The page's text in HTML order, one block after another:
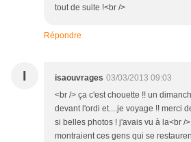
tout de suite !<br />
Répondre
I isaouvrages 03/03/2013 09:03
<br /> ça c'est chouette !! un
devant l'ordi et....je voyage !! merci
si belles photos ! j'avais vu à la<br /
montraient ces gens qui se